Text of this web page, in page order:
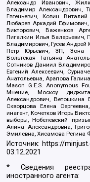
Александр Иванович,
Владимир Александрович,
Евгеньевич, Ковин
Любарев Аркадий Ефимович,
Викторович, Важенков
Пигалкин Илья Валерьевич,
Владимирович, Гусев Андрей
Петр Юрьевич, ЗП, Зона
Вольтская Татьяна
Сотников Даниил
Евгений Алексеевич,
Анатольевна, Арапова
Mason G.E.S. Anonymous
Мнение, Москоу
Александрович, Ветошкина
Скворцова Елена
инагент, Кочетков Игорь
выборы, Нобелевский
Алина Александровна,
Эмилевна, Хисамова Регина
Источник: https://
03.12.2021
* Сведения
иностранного агента: